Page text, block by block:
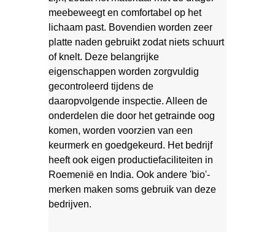
meebeweegt en comfortabel op het
lichaam past. Bovendien worden zeer
platte naden gebruikt zodat niets schuurt
of knelt. Deze belangrijke
eigenschappen worden zorgvuldig
gecontroleerd tijdens de
daaropvolgende inspectie. Alleen de
onderdelen die door het getrainde oog
komen, worden voorzien van een
keurmerk en goedgekeurd. Het bedrijf
heeft ook eigen productiefaciliteiten in
Roemenië en India. Ook andere 'bio'-
merken maken soms gebruik van deze
bedrijven.